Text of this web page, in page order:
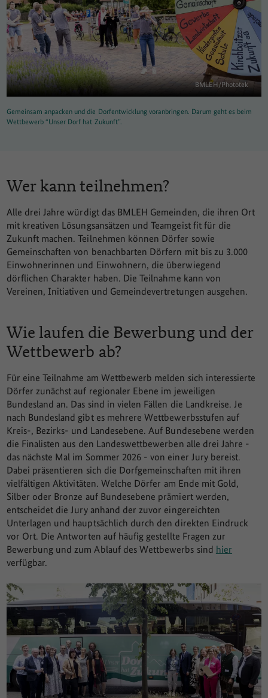
BMLEH/Phototek
Gemeinsam anpacken und die Dorfentwicklung voranbringen. Darum geht es beim
Wettbewerb “Unser Dorf hat Zukunft”.
Wer kann teilnehmen?
Alle drei Jahre würdigt das BMLEH Gemeinden, die ihren Ort
mit kreativen Lösungsansätzen und Teamgeist fit für die
Zukunft machen. Teilnehmen können Dörfer sowie
Gemeinschaften von benachbarten Dörfern mit bis zu 3.000
Einwohnerinnen und Einwohnern, die überwiegend
dörflichen Charakter haben. Die Teilnahme kann von
Vereinen, Initiativen und Gemeindevertretungen ausgehen.
Wie laufen die Bewerbung und der
Wettbewerb ab?
Für eine Teilnahme am Wettbewerb melden sich interessierte
Dörfer zunächst auf regionaler Ebene im jeweiligen
Bundesland an. Das sind in vielen Fällen die Landkreise. Je
nach Bundesland gibt es mehrere Wettbewerbsstufen auf
Kreis-, Bezirks- und Landesebene. Auf Bundesebene werden
die Finalisten aus den Landeswettbewerben alle drei Jahre -
das nächste Mal im Sommer 2026 - von einer Jury bereist.
Dabei präsentieren sich die Dorfgemeinschaften mit ihren
vielfältigen Aktivitäten. Welche Dörfer am Ende mit Gold,
Silber oder Bronze auf Bundesebene prämiert werden,
entscheidet die Jury anhand der zuvor eingereichten
Unterlagen und hauptsächlich durch den direkten Eindruck
vor Ort. Die Antworten auf häufig gestellte Fragen zur
Bewerbung und zum Ablauf des Wettbewerbs sind hier
verfügbar.